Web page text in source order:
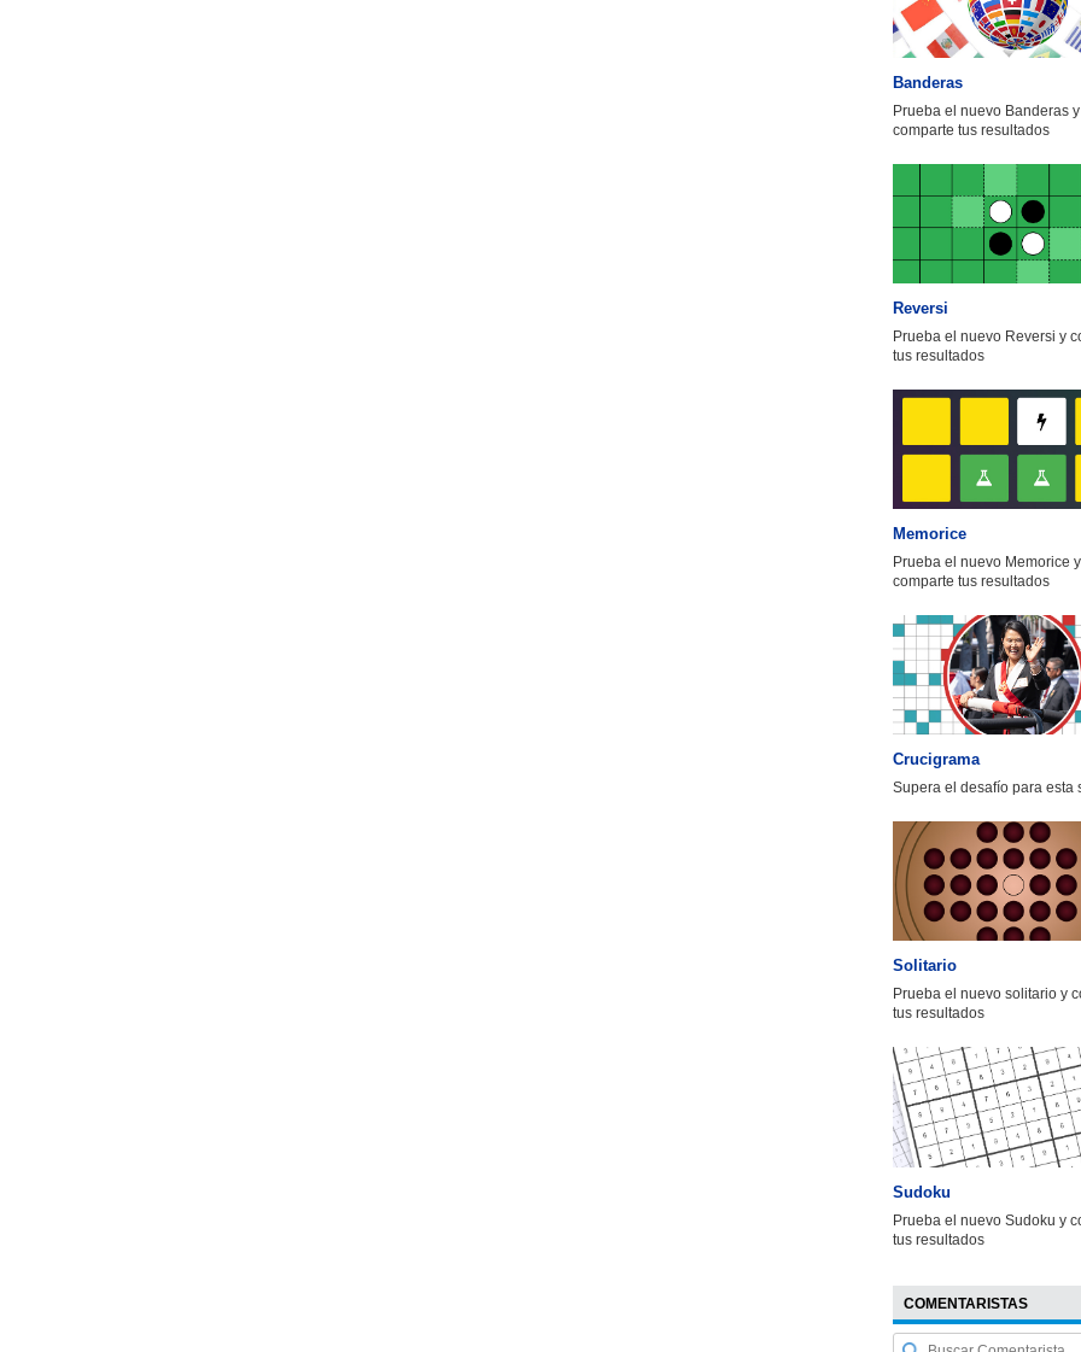
Banderas
Prueba el nuevo Banderas y
comparte tus resultados
Reversi
Prueba el nuevo Reversi y
tus resultados
Memorice
Prueba el nuevo Memorice y
comparte tus resultados
Crucigrama
Supera el desafío para esta
Solitario
Prueba el nuevo solitario y
tus resultados
Sudoku
Prueba el nuevo Sudoku y
tus resultados
COMENTARISTAS